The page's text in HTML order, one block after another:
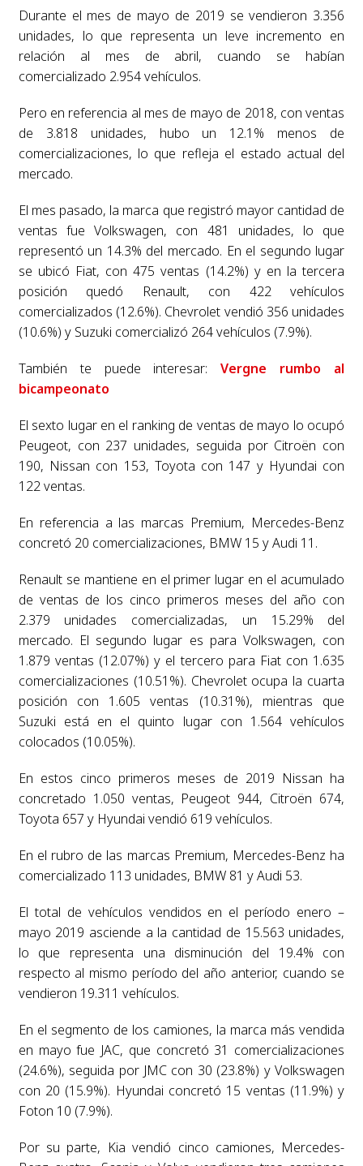
Durante el mes de mayo de 2019 se vendieron 3.356
unidades, lo que representa un leve incremento en
relación al mes de abril, cuando se habían
comercializado 2.954 vehículos.
Pero en referencia al mes de mayo de 2018, con ventas
de 3.818 unidades, hubo un 12.1% menos de
comercializaciones, lo que refleja el estado actual del
mercado.
El mes pasado, la marca que registró mayor cantidad de
ventas fue Volkswagen, con 481 unidades, lo que
representó un 14.3% del mercado. En el segundo lugar
se ubicó Fiat, con 475 ventas (14.2%) y en la tercera
posición quedó Renault, con 422 vehículos
comercializados (12.6%). Chevrolet vendió 356 unidades
(10.6%) y Suzuki comercializó 264 vehículos (7.9%).
También te puede interesar:Vergne rumbo al
bicampeonato
El sexto lugar en el ranking de ventas de mayo lo ocupó
Peugeot, con 237 unidades, seguida por Citroën con
190, Nissan con 153, Toyota con 147 y Hyundai con
122 ventas.
En referencia a las marcas Premium, Mercedes-Benz
concretó 20 comercializaciones, BMW 15 y Audi 11.
Renault se mantiene en el primer lugar en el acumulado
de ventas de los cinco primeros meses del año con
2.379 unidades comercializadas, un 15.29% del
mercado. El segundo lugar es para Volkswagen, con
1.879 ventas (12.07%) y el tercero para Fiat con 1.635
comercializaciones (10.51%). Chevrolet ocupa la cuarta
posición con 1.605 ventas (10.31%), mientras que
Suzuki está en el quinto lugar con 1.564 vehículos
colocados (10.05%).
En estos cinco primeros meses de 2019 Nissan ha
concretado 1.050 ventas, Peugeot 944, Citroën 674,
Toyota 657 y Hyundai vendió 619 vehículos.
En el rubro de las marcas Premium, Mercedes-Benz ha
comercializado 113 unidades, BMW 81 y Audi 53.
El total de vehículos vendidos en el período enero –
mayo 2019 asciende a la cantidad de 15.563 unidades,
lo que representa una disminución del 19.4% con
respecto al mismo período del año anterior, cuando se
vendieron 19.311 vehículos.
En el segmento de los camiones, la marca más vendida
en mayo fue JAC, que concretó 31 comercializaciones
(24.6%), seguida por JMC con 30 (23.8%) y Volkswagen
con 20 (15.9%). Hyundai concretó 15 ventas (11.9%) y
Foton 10 (7.9%).
Por su parte, Kia vendió cinco camiones, Mercedes-